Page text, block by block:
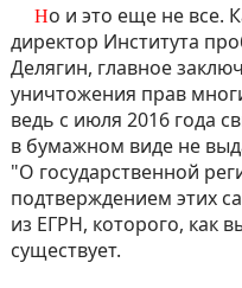
Но и это еще не все. Как обращает внимание
директор Института
Делягин, главное
уничтожения прав
ведь с июля 2016 года
в бумажном виде не
"О государственной
подтверждением этих
из ЕГРН, которого, как
существует.